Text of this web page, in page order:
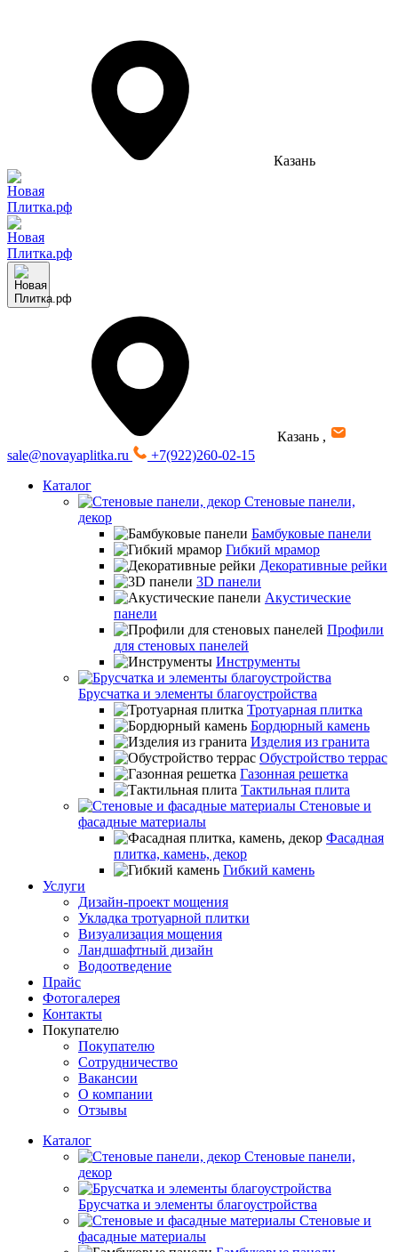
Казань
Казань ,
sale@novayaplitka.ru
+7(922)260-02-15
Каталог
Стеновые панели,
декор
Бамбуковые панели
Гибкий мрамор
Декоративные рейки
3D панели
Акустические
панели
Профили
для стеновых панелей
Инструменты
Брусчатка и элементы благоустройства
Тротуарная плитка
Бордюрный камень
Изделия из гранита
Обустройство террас
Газонная решетка
Тактильная плита
Стеновые и
фасадные материалы
Фасадная
плитка, камень, декор
Гибкий камень
Услуги
Дизайн-проект мощения
Укладка тротуарной плитки
Визуализация мощения
Ландшафтный дизайн
Водоотведение
Прайс
Фотогалерея
Контакты
Покупателю
Покупателю
Сотрудничество
Вакансии
О компании
Отзывы
Каталог
Стеновые панели,
декор
Брусчатка и элементы благоустройства
Стеновые и
фасадные материалы